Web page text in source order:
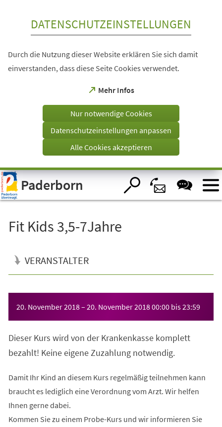
Visuelle
Assistenzsoftware
öffnen.
DATENSCHUTZEINSTELLUNGEN
Durch die Nutzung dieser Website erklären Sie sich damit
einverstanden, dass diese Seite Cookies verwendet.
Mehr Infos
(Öffnet
einem
Tab)
Nur notwendige Cookies
Datenschutzeinstellungen anpassen
Alle Cookies akzeptieren
Paderborn
Fit Kids 3,5-7Jahre
VERANSTALTER
20. November 2018– 20. November 201800:00 bis23:59
Dieser Kurs wird von der Krankenkasse komplett
bezahlt! Keine eigene Zuzahlung notwendig.
Damit Ihr Kind an diesem Kurs regelmäßig teilnehmen kann
braucht es lediglich eine Verordnung vom Arzt. Wir helfen
Ihnen gerne dabei.
Kommen Sie zu einem Probe-Kurs und wir informieren Sie